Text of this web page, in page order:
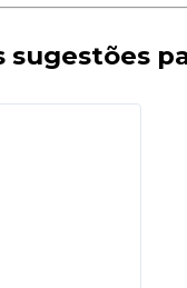
sugestões